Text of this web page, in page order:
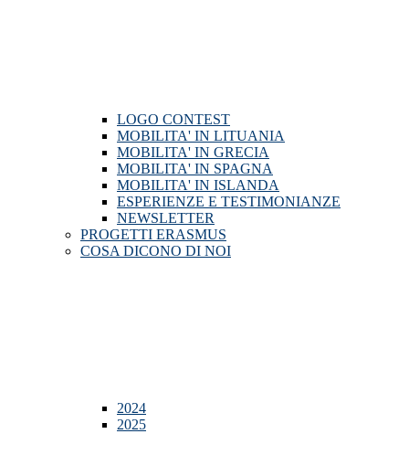
LOGO CONTEST
MOBILITA' IN LITUANIA
MOBILITA' IN GRECIA
MOBILITA' IN SPAGNA
MOBILITA' IN ISLANDA
ESPERIENZE E TESTIMONIANZE
NEWSLETTER
PROGETTI ERASMUS
COSA DICONO DI NOI
2024
2025